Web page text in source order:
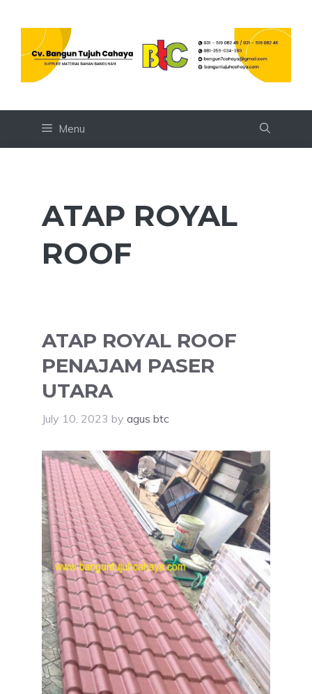
content
Menu
ATAP ROYAL
ROOF
ATAP ROYAL ROOF
PENAJAM PASER
UTARA
July 10, 2023 by agus btc